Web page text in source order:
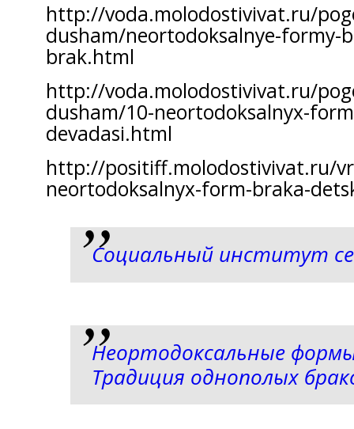
http://voda.molodostivivat.ru/
dusham/neortodoksalnye-formy-
brak.html
http://voda.molodostivivat.ru/
dusham/10-neortodoksalnyx-
devadasi.html
http://positiff.molodostivivat.ru/
neortodoksalnyx-form-braka-
Социальный институт
Неортодоксальные
Традиция однополых